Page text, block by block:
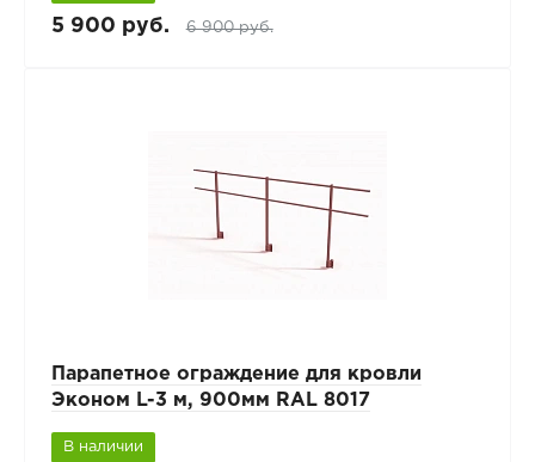
5 900 руб. 6 900 руб.
Парапетное ограждение для кровли
Эконом L-3 м, 900мм RAL 8017
В наличии